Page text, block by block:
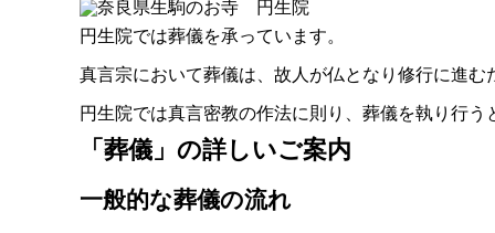
円生院では葬儀を承っています。
真言宗において葬儀は、故人が仏となり修行に進
円生院では真言密教の作法に則り、葬儀を執り行
「葬儀」の詳しいご案内
一般的な葬儀の流れ